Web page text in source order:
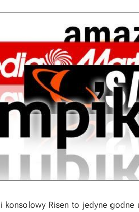
i konsolowy Risen to jedyne godne